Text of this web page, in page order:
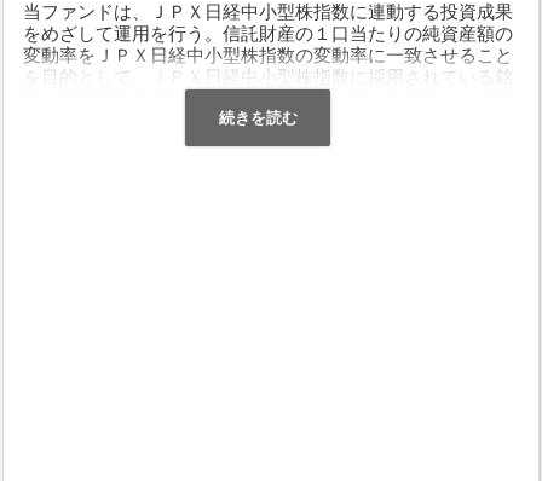
当ファンドは、ＪＰＸ日経中小型株指数に連動する投資成果
をめざして運用を行う。信託財産の１口当たりの純資産額の
変動率をＪＰＸ日経中小型株指数の変動率に一致させること
を目的として、ＪＰＸ日経中小型株指数に採用されている銘
用を行う。信託財産中に占める個別銘柄の株数の比率は、Ｊ
ＰＸ日経中小型株指数における個別銘柄の構成比率から算出